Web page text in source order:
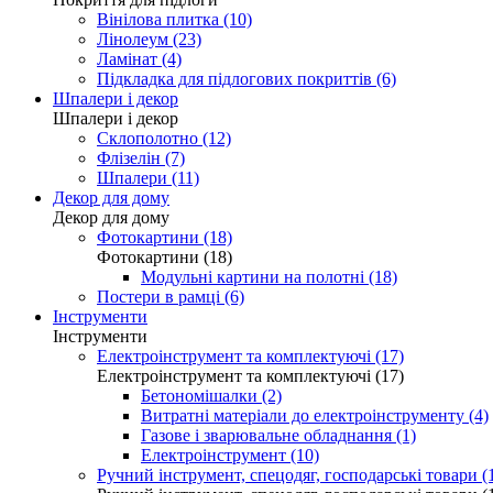
Вінілова плитка (10)
Лінолеум (23)
Ламінат (4)
Підкладка для підлогових покриттів (6)
Шпалери і декор
Шпалери і декор
Склополотно (12)
Флізелін (7)
Шпалери (11)
Декор для дому
Декор для дому
Фотокартини (18)
Фотокартини (18)
Модульні картини на полотні (18)
Постери в рамці (6)
Інструменти
Інструменти
Електроінструмент та комплектуючі (17)
Електроінструмент та комплектуючі (17)
Бетономішалки (2)
Витратні матеріали до електроінструменту (4)
Газове і зварювальне обладнання (1)
Електроінструмент (10)
Ручний інструмент, спецодяг, господарські товари